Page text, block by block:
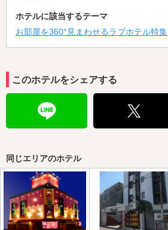
ホテルに該当するテーマ
お部屋を360°見まわせるラブホテル特集
このホテルをシェアする
同じエリアのホテル